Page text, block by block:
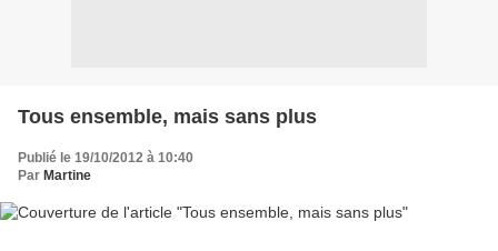
Tous ensemble, mais sans plus
Publié le 19/10/2012 à 10:40
Par Martine